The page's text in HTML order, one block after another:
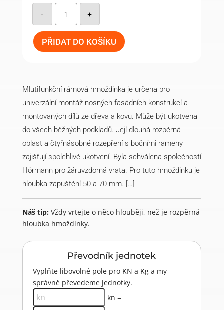
-
Galvinicky
pozinkovaná
rámová
hmoždinka
MFR
SB
SSKS
10-
+
PŘIDAT DO KOŠÍKU
Mlutifunkční rámová hmoždinka je určena pro
univerzální montáž nosných fasádních konstrukcí a
montovaných dílů ze dřeva a kovu. Může být ukotvena
do všech běžných podkladů. Její dlouhá rozpěrná
oblast a čtyřnásobné rozepření s bočními rameny
zajišťují spolehlivé ukotvení. Byla schválena společností
Hörmann pro žáruvzdorná vrata. Pro tuto hmoždinku je
hloubka zapuštění 50 a 70 mm. […]
Náš tip:Vždy vrtejte o něco hlouběji, než je rozpěrná
hloubka hmoždinky.
Převodník jednotek
Vyplňte libovolné pole pro KN a Kg a my
správně převedeme jednotky.
kn =